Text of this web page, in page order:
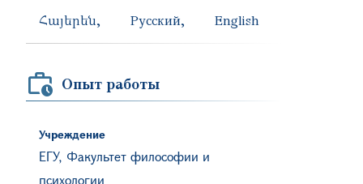
Հայերեն Русский English
Опыт работы
Учреждение
ЕГУ, Факультет философии и
психологии